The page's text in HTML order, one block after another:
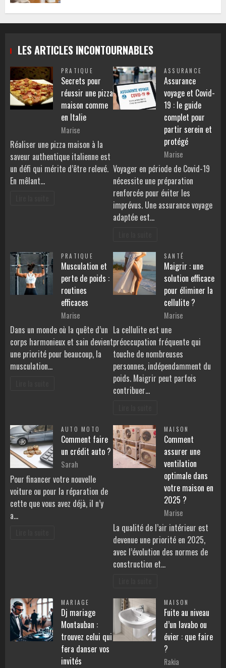
LES ARTICLES INCONTOURNABLES
PRATIQUE
Secrets pour
réussir une pizza
maison comme
en Italie
Marise
Réaliser une pizza maison à la
saveur authentique italienne est
un défi qui mérite d’être relevé.
En mêlant…
ASSURANCE
Assurance
voyage et Covid-
19 : le guide
complet pour
partir serein et
protégé
Marise
Voyager en période de Covid-19
nécessite une préparation
renforcée pour éviter les
imprévus. Une assurance voyage
adaptée est…
PRATIQUE
Musculation et
perte de poids :
routines
efficaces
Marise
Dans un monde où la quête d’un
corps harmonieux et sain devient
une priorité pour beaucoup, la
musculation…
SANTÉ
Maigrir : une
solution efficace
pour éliminer la
cellulite ?
Marise
La cellulite est une
préoccupation fréquente qui
touche de nombreuses
personnes, indépendamment du
poids. Maigrir peut parfois
contribuer…
AUTO MOTO
Comment faire
un crédit auto ?
Sarah
Pour financer votre nouvelle
voiture ou pour la réparation de
cette que vous avez déjà, il n’y
a…
MAISON
Comment
assurer une
ventilation
optimale dans
votre maison en
2025 ?
Marise
La qualité de l’air intérieur est
devenue une priorité en 2025,
avec l’évolution des normes de
construction et…
MARIAGE
Dj mariage
Montauban :
trouvez celui qui
fera danser vos
invités
MAISON
Fuite au niveau
d’un lavabo ou
évier : que faire
?
Rakia